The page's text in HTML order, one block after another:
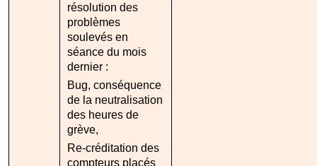
résolution des
problèmes
soulevés en
séance du mois
dernier :
Bug, conséquence
de la neutralisation
des heures de
grève,
Re-créditation des
compteurs placés